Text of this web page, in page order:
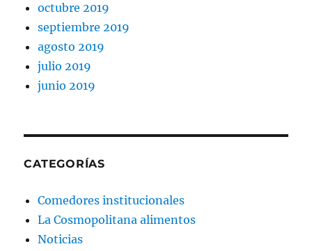
octubre 2019
septiembre 2019
agosto 2019
julio 2019
junio 2019
CATEGORÍAS
Comedores institucionales
La Cosmopolitana alimentos
Noticias